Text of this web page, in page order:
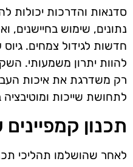
סדנאות והדרכות יכולות
נתונים, שימוש בחיישנים,
חדשות לגידול צמחים. גיוס
להוות יתרון משמעותי.
רק משדרגת את איכות
לתחושת שייכות
תכנון קמפיינים
לאחר שהושלמו תהליכי